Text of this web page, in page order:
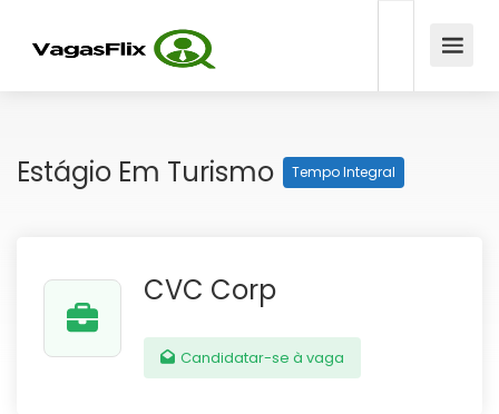
Estágio Em Turismo Tempo Integral
CVC Corp
Candidatar-se à vaga